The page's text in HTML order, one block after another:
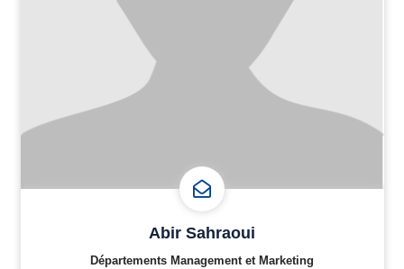
Abir Sahraoui
Départements Management et Marketing